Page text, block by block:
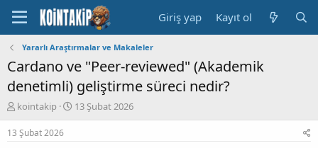
Giriş yap Kayıt ol
Yararlı Araştırmalar ve Makaleler
Cardano ve "Peer-reviewed" (Akademik
denetimli) geliştirme süreci nedir?
K
o
n
kointakip
B
a
13 Şubat 2026
13 Şubat 2026